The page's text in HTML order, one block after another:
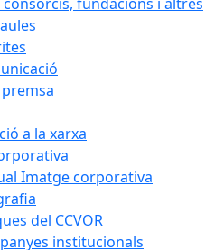
a la xarxa
Imatge corporativa
del CCVOR
institucionals